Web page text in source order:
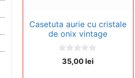
Casetuta aurie cu cristale
de onix vintage
o35,00lei